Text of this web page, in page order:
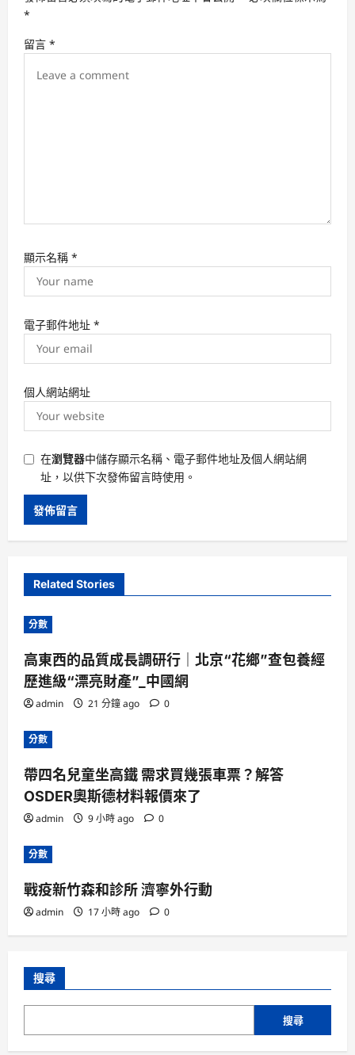
t
i
*
留言 *
顯示名稱 *
電子郵件地址 *
個人網站網址
在瀏覽器中儲存顯示名稱、電子郵件地址及個人網站網
址，以供下次發佈留言時使用。
Related Stories
分數
高東西的品質成長調研行｜北京“花鄉”查包養經
歷進級“漂亮財產”_中國網
admin 21 分鐘 ago 0
分數
帶四名兒童坐高鐵 需求買幾張車票？解答
OSDER奧斯德材料報價來了
admin 9 小時 ago 0
分數
戰疫新竹森和診所 濟寧外行動
admin 17 小時 ago 0
搜尋
搜尋